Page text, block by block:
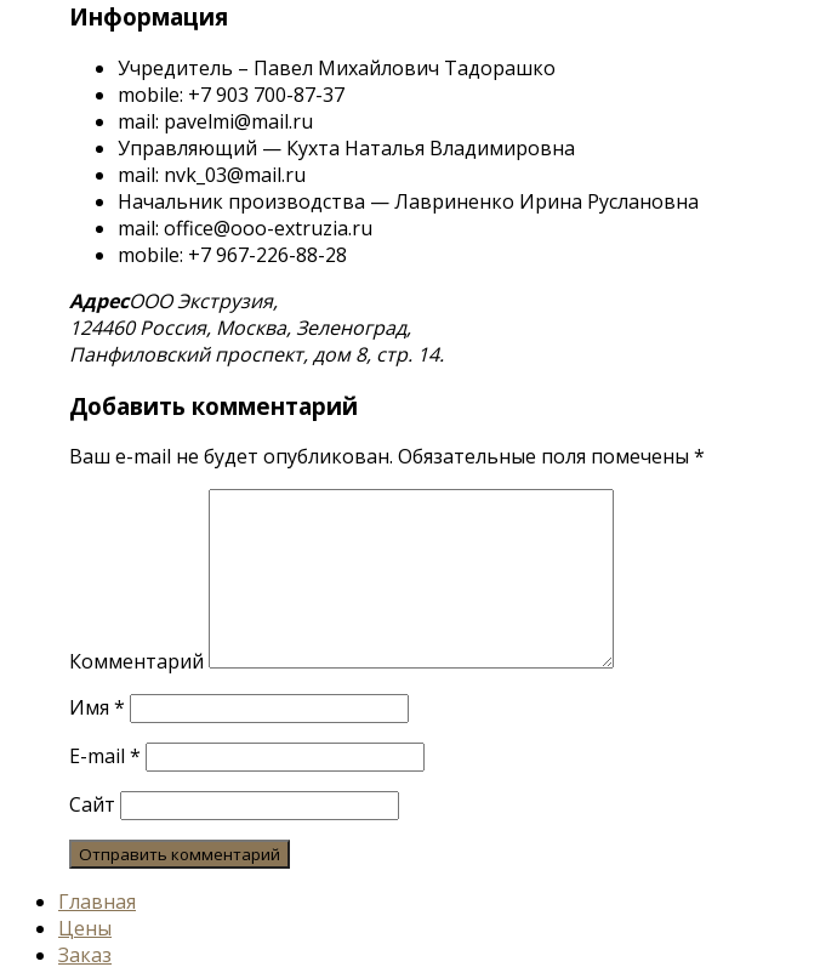
Информация
Учредитель – Павел Михайлович Тадорашко
mobile: +7 903 700-87-37
mail: pavelmi@mail.ru
Управляющий — Кухта Наталья Владимировна
mail: nvk_03@mail.ru
Начальник производства — Лавриненко Ирина Руслановна
mail: office@ooo-extruzia.ru
mobile: +7 967-226-88-28
АдресООО Экструзия,
124460 Россия, Москва, Зеленоград,
Панфиловский проспект, дом 8, стр. 14.
Добавить комментарий
Ваш e-mail не будет опубликован. Обязательные поля помечены *
Комментарий
Имя *
E-mail *
Сайт
Главная
Цены
Заказ